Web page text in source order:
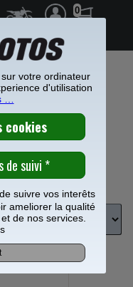
0
de 49€
UFO
votre ordinateur
d'utilisation
…
suivre vos interêts
ameliorer la qualité
de nos services.